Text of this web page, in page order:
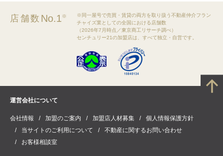
店舗数 No.1※
※同一屋号で売買・賃貸の両方を取り扱う不動産仲介フラン
チャイズ業としての全国における店舗数
（2026年7月時点／東京商工リサーチ調べ）
センチュリー21の加盟店は、すべて独立・自営です。
運営会社について
会社情報 加盟のご案内 加盟店人材募集
個人情報保護方針
当サイトのご利用について
不動産に関するお問い合わせ
お客様相談室